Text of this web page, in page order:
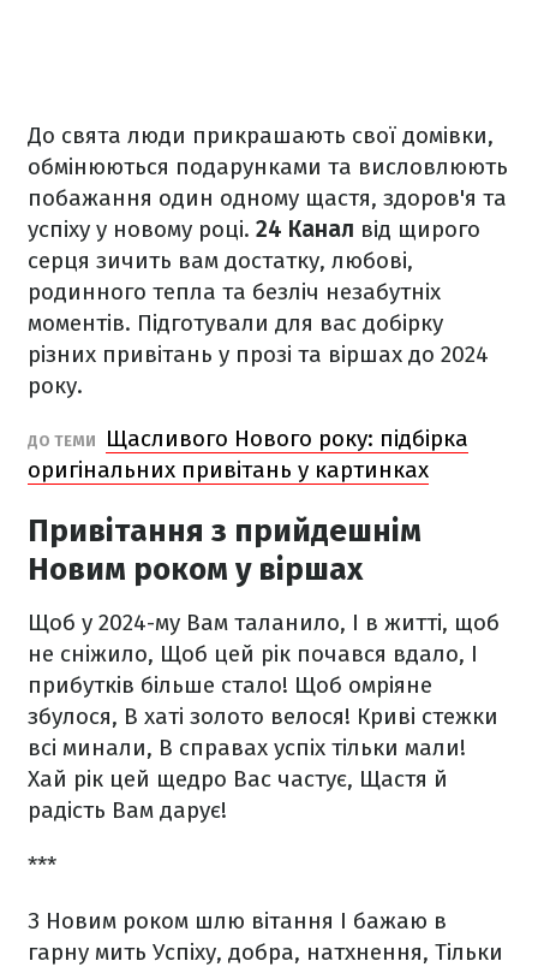
До свята люди прикрашають свої домівки,
обмінюються подарунками та висловлюють
побажання один одному щастя, здоров'я та
успіху у новому році. 24 Канал від щирого
серця зичить вам достатку, любові,
родинного тепла та безліч незабутніх
моментів. Підготували для вас добірку
різних привітань у прозі та віршах до 2024
року.
ДО ТЕМИ
Щасливого Нового року: підбірка
оригінальних привітань у картинках
Привітання з прийдешнім
Новим роком у віршах
Щоб у 2024-му Вам таланило, І в житті, щоб
не сніжило, Щоб цей рік почався вдало, І
прибутків більше стало! Щоб омріяне
збулося, В хаті золото велося! Криві стежки
всі минали, В справах успіх тільки мали!
Хай рік цей щедро Вас частує, Щастя й
радість Вам дарує!
***
З Новим роком шлю вітання І бажаю в
гарну мить Успіху, добра, натхнення, Тільки